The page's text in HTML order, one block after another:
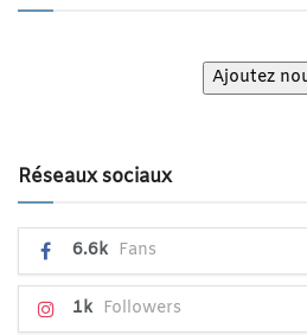
Ajoutez
Réseaux sociaux
6.6k Fans
1k Followers